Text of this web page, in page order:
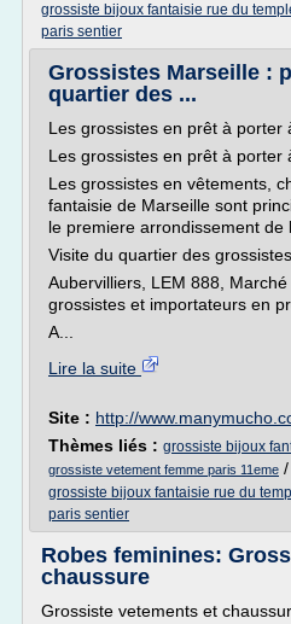
grossiste bijoux fantaisie rue du
paris sentier
Grossistes Marseille :
quartier des ...
Les grossistes en prêt à porter
Les grossistes en prêt à porter
Les grossistes en vêtements,
fantaisie de Marseille sont
le premiere arrondissement de
Visite du quartier des
Aubervilliers, LEM 888,
grossistes et importateurs en
A...
Lire la suite
Site : http://
Thèmes liés : grossiste bijoux
grossiste vetement femme paris 11eme /
grossiste bijoux fantaisie rue du
paris sentier
Robes feminines:
chaussure
Grossiste vetements et